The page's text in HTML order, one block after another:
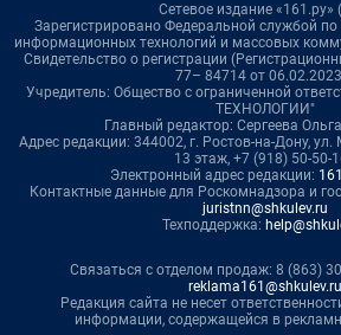
Сетевое издание «161.ру»
Зарегистрировано Федеральной службой по
информационных технологий и массовых
Свидетельство о регистрации
77– 84714 от 06.02.2023
Учредитель: Общество с ограниченной
ТЕХНОЛОГИИ"
Главный редактор: Сергеева
Адрес редакции: 344002, г. Ростов-на-Дону,
13 этаж, +7 (918) 50-50-
Электронный адрес редакции:
Контактные данные для Роскомнадзора и
juristnn@shkulev.ru
Техподдержка:
Связаться с отделом продаж: 8 (863)
reklama161@shkulev.ru
Редакция сайта не несет
информации, содержащейся в